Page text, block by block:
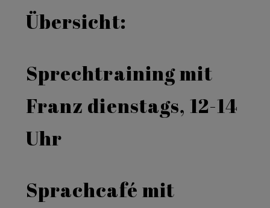
Übersicht:
Sprechtraining mit
Franz dienstags, 12-14
Uhr
Sprachcafé mit